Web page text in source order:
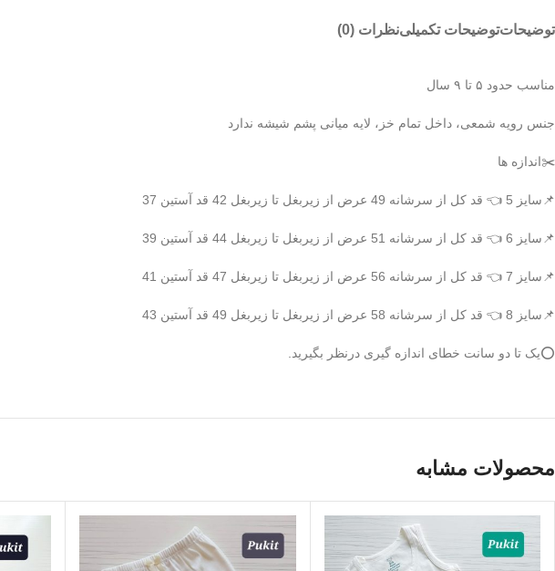
توضیحاتتوضیحات تکمیلینظرات (0)
مناسب حدود ۵ تا ۹ سال
جنس رویه شمعی، داخل تمام خز، لایه میانی پشم شیشه ندارد
✂️اندازه ها
📌سایز 5 👈 قد کل از سرشانه 49 عرض از زیربغل تا زیربغل 42 قد آستین 37
📌سایز 6 👈 قد کل از سرشانه 51 عرض از زیربغل تا زیربغل 44 قد آستین 39
📌سایز 7 👈 قد کل از سرشانه 56 عرض از زیربغل تا زیربغل 47 قد آستین 41
📌سایز 8 👈 قد کل از سرشانه 58 عرض از زیربغل تا زیربغل 49 قد آستین 43
⭕یک تا دو سانت خطای اندازه گیری درنظر بگیرید.
محصولات مشابه